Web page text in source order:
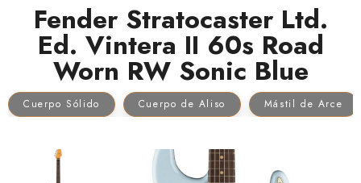
Fender Stratocaster Ltd.
Ed. Vintera II 60s Road
Worn RW Sonic Blue
Cuerpo Sólido Cuerpo de Aliso Mástil de Arce